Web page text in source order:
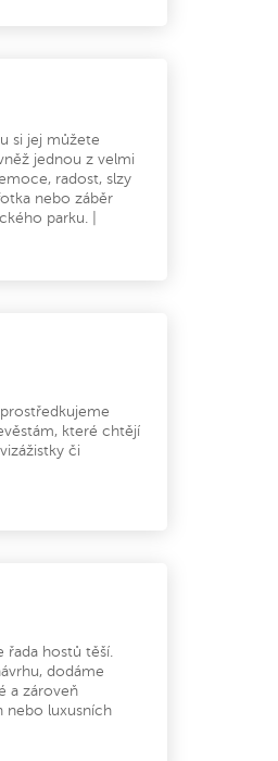
si jej můžete
jednou z velmi
radost, slzy
nebo záběr
parku. |
které chtějí
či
řada hostů těší.
dodáme
a zároveň
nebo luxusních